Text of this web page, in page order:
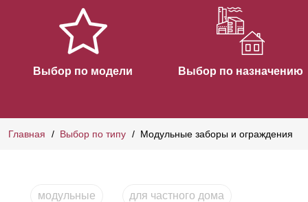
Выбор по модели Выбор по назначению
Главная Выбор по типу Модульные заборы и ограждения
модульные для частного дома